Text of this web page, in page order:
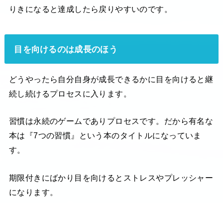
りきになると達成したら戻りやすいのです。
目を向けるのは成長のほう
どうやったら自分自身が成長できるかに目を向けると継
続し続けるプロセスに入ります。
習慣は永続のゲームでありプロセスです。だから有名な
本は『7つの習慣』という本のタイトルになっていま
す。
期限付きにばかり目を向けるとストレスやプレッシャー
になります。